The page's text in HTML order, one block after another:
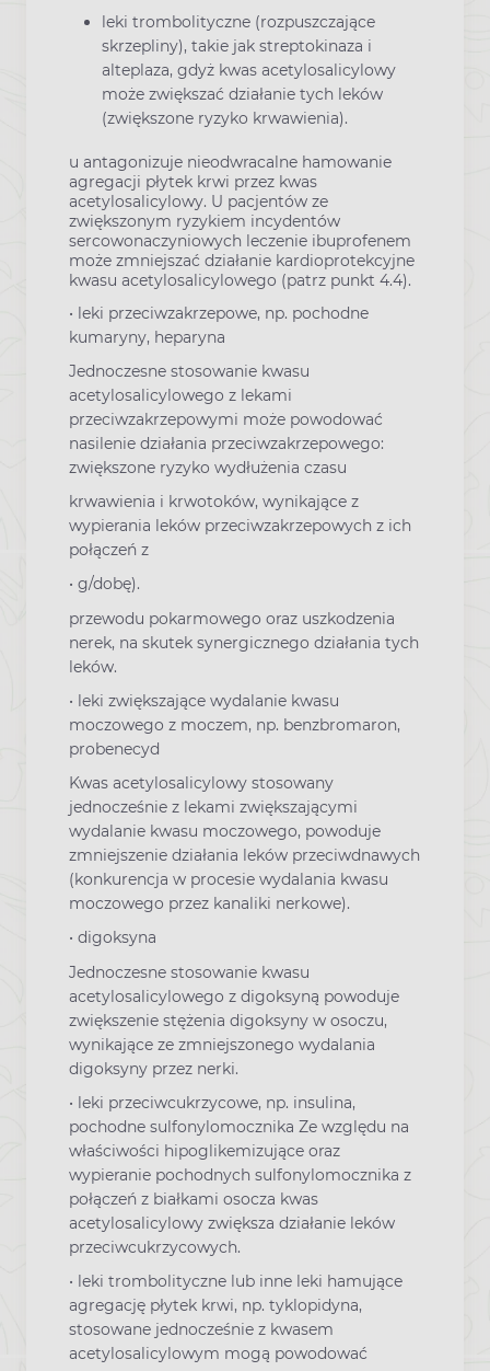
leki trombolityczne (rozpuszczające
skrzepliny), takie jak streptokinaza i
alteplaza, gdyż kwas acetylosalicylowy
może zwiększać działanie tych leków
(zwiększone ryzyko krwawienia).
u antagonizuje nieodwracalne hamowanie
agregacji płytek krwi przez kwas
acetylosalicylowy. U pacjentów ze
zwiększonym ryzykiem incydentów
sercowonaczyniowych leczenie ibuprofenem
może zmniejszać działanie kardioprotekcyjne
kwasu acetylosalicylowego (patrz punkt 4.4).
• leki przeciwzakrzepowe, np. pochodne
kumaryny, heparyna
Jednoczesne stosowanie kwasu
acetylosalicylowego z lekami
przeciwzakrzepowymi może powodować
nasilenie działania przeciwzakrzepowego:
zwiększone ryzyko wydłużenia czasu
krwawienia i krwotoków, wynikające z
wypierania leków przeciwzakrzepowych z ich
połączeń z
• g/dobę).
przewodu pokarmowego oraz uszkodzenia
nerek, na skutek synergicznego działania tych
leków.
• leki zwiększające wydalanie kwasu
moczowego z moczem, np. benzbromaron,
probenecyd
Kwas acetylosalicylowy stosowany
jednocześnie z lekami zwiększającymi
wydalanie kwasu moczowego, powoduje
zmniejszenie działania leków przeciwdnawych
(konkurencja w procesie wydalania kwasu
moczowego przez kanaliki nerkowe).
• digoksyna
Jednoczesne stosowanie kwasu
acetylosalicylowego z digoksyną powoduje
zwiększenie stężenia digoksyny w osoczu,
wynikające ze zmniejszonego wydalania
digoksyny przez nerki.
• leki przeciwcukrzycowe, np. insulina,
pochodne sulfonylomocznika Ze względu na
właściwości hipoglikemizujące oraz
wypieranie pochodnych sulfonylomocznika z
połączeń z białkami osocza kwas
acetylosalicylowy zwiększa działanie leków
przeciwcukrzycowych.
• leki trombolityczne lub inne leki hamujące
agregację płytek krwi, np. tyklopidyna,
stosowane jednocześnie z kwasem
acetylosalicylowym mogą powodować